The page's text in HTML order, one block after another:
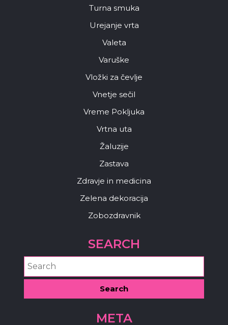
Turna smuka
Urejanje vrta
Valeta
Varuške
Vložki za čevlje
Vnetje sečil
Vreme Pokljuka
Vrtna uta
Žaluzije
Zastava
Zdravje in medicina
Zelena dekoracija
Zobozdravnik
SEARCH
META